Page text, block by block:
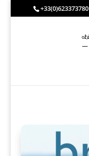
+33(0)623373780